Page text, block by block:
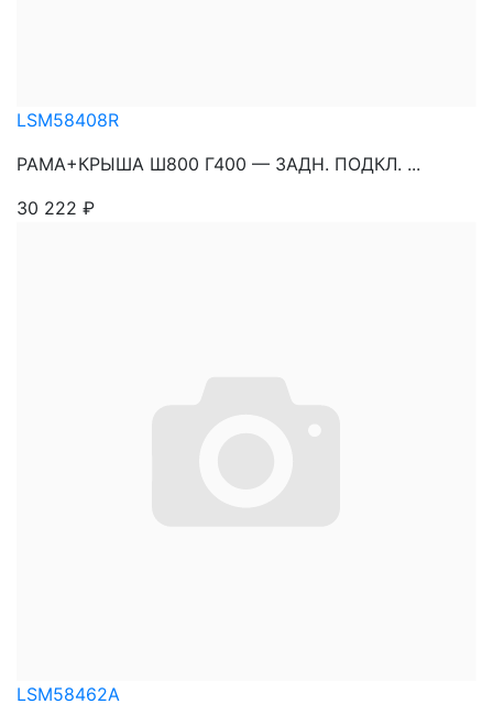
LSM58408R
РАМА+КРЫША Ш800 Г400 — ЗАДН. ПОДКЛ. ...
30 222 ₽
LSM58462A